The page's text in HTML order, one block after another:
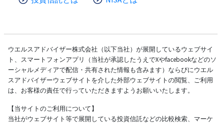
ウエルスアドバイザー株式会社（以下当社）が展開しているウェブサイ
ト、スマートフォンアプリ（当社が承認したうえでXやfacebookなどのソ
ーシャルメディアで配信・共有された情報も含みます）ならびにウエル
スアドバイザーウェブサイトを介した外部ウェブサイトの閲覧、ご利用
は、お客様の責任で行っていただきますようお願いいたします。
【当サイトのご利用について】
当社がウェブサイト等で展開している投資信託などの比較検索、マーケ